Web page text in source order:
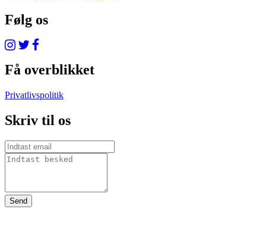
Følg os
Få overblikket
Privatlivspolitik
Skriv til os